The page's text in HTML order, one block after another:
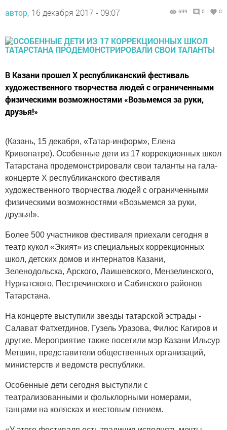
автор, 16 декабря 2017 - 09:07 699 0 0
В Казани прошел X республиканский фестиваль
художественного творчества людей с ограниченными
физическими возможностями «Возьмемся за руки,
друзья!»
(Казань, 15 декабря, «Татар-информ», Елена
Кривопатре). Особенные дети из 17 коррекционных школ
Татарстана продемонстрировали свои таланты на гала-
концерте X республиканского фестиваля
художественного творчества людей с ограниченными
физическими возможностями «Возьмемся за руки,
друзья!».
Более 500 участников фестиваля приехали сегодня в
театр кукол «Экият» из специальных коррекционных
школ, детских домов и интернатов Казани,
Зеленодольска, Арского, Лаишевского, Мензелинского,
Нурлатского, Пестречинского и Сабинского районов
Татарстана.
На концерте выступили звезды татарской эстрады -
Салават Фатхетдинов, Гузель Уразова, Филюс Кагиров и
другие. Мероприятие также посетили мэр Казани Ильсур
Метшин, представители общественных организаций,
министерств и ведомств республики.
Особенные дети сегодня выступили с
театрализованными и фольклорными номерами,
танцами на колясках и жестовым пением.